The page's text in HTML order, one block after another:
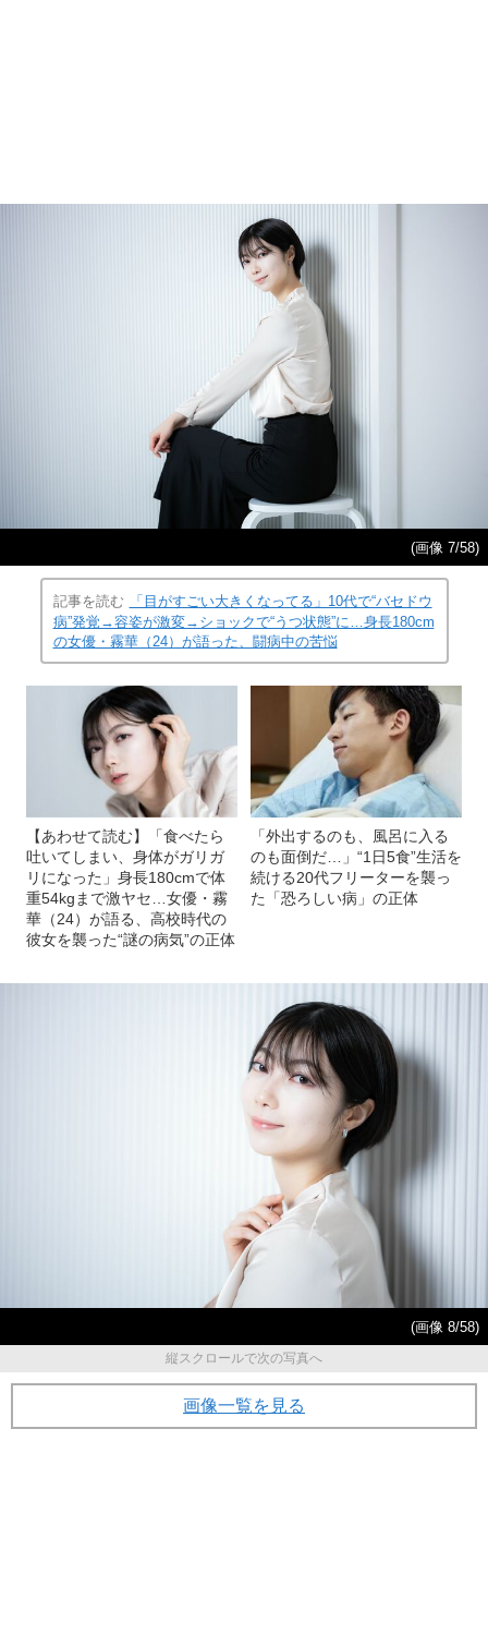
(画像 7/58)
記事を読む
「目がすごい大きくなってる」10代で“バセドウ
病”発覚→容姿が激変→ショックで“うつ状態”に…身長180cm
の女優・霧華（24）が語った、闘病中の苦悩
【あわせて読む】「食べたら
吐いてしまい、身体がガリガ
リになった」身長180cmで体
重54kgまで激ヤセ…女優・霧
華（24）が語る、高校時代の
彼女を襲った“謎の病気”の正体
「外出するのも、風呂に入る
のも面倒だ…」“1日5食”生活を
続ける20代フリーターを襲っ
た「恐ろしい病」の正体
(画像 8/58)
縦スクロールで次の写真へ
画像一覧を見る